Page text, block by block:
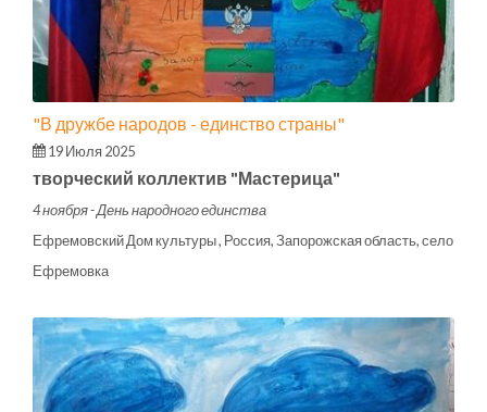
"В дружбе народов - единство страны"
19 Июля 2025
творческий коллектив "Мастерица"
4 ноября - День народного единства
Ефремовский Дом культуры , Россия, Запорожская область, село
Ефремовка